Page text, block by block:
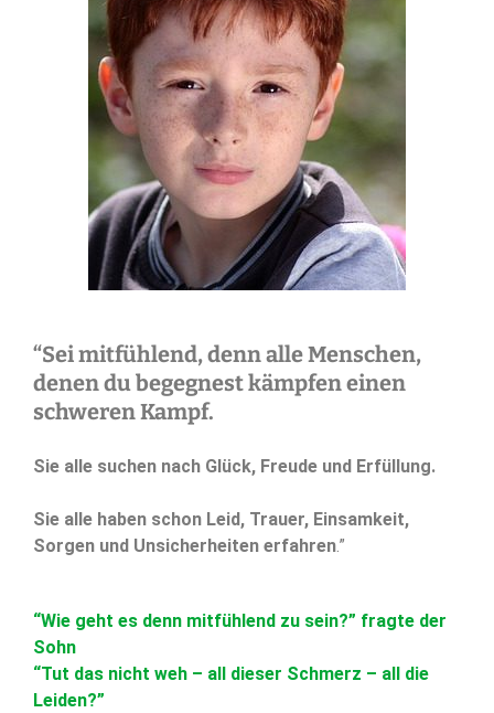
“Sei mitfühlend, denn alle Menschen,
denen du begegnest kämpfen einen
schweren Kampf.
Sie alle suchen nach Glück, Freude und Erfüllung.
Sie alle haben schon Leid, Trauer, Einsamkeit,
Sorgen und Unsicherheiten erfahren.”
“Wie geht es denn mitfühlend zu sein?” fragte der
Sohn
“Tut das nicht weh – all dieser Schmerz – all die
Leiden?”